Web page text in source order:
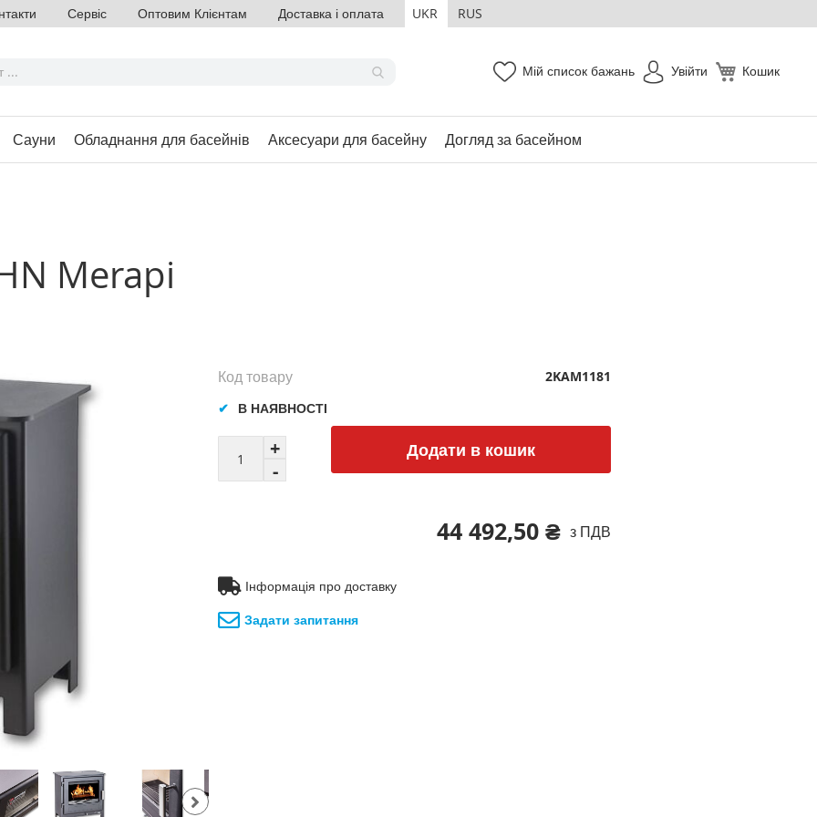
Сервіс Оптовим Клієнтам Доставка і оплата UKR RUS
Кошик
Мій список бажань Увійти
Сауни Обладнання для басейнів Аксесуари для басейну Догляд за басейном
Merapi
Додати в кошик
44 492,50 ₴ з ПДВ
В НАЯВНОСТІ
Код товару 2KAM1181
Інформація про доставку
Задати запитання